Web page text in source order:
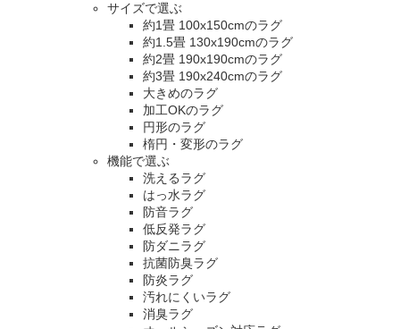
サイズで選ぶ
約1畳 100x150cmのラグ
約1.5畳 130x190cmのラグ
約2畳 190x190cmのラグ
約3畳 190x240cmのラグ
大きめのラグ
加工OKのラグ
円形のラグ
楕円・変形のラグ
機能で選ぶ
洗えるラグ
はっ水ラグ
防音ラグ
低反発ラグ
防ダニラグ
抗菌防臭ラグ
防炎ラグ
汚れにくいラグ
消臭ラグ